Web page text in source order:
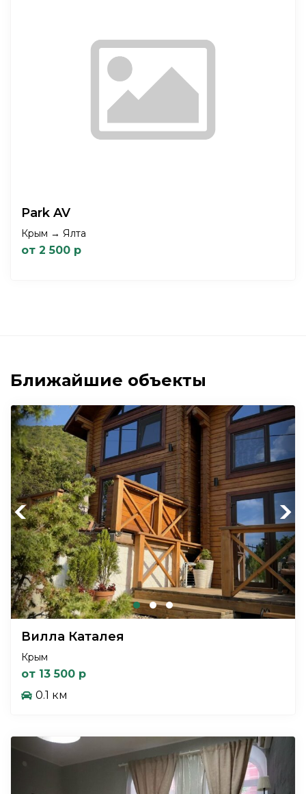
Park AV
Крым → Ялта
от 2 500 р
Ближайшие объекты
Previous Next
Вилла Каталея
Крым
от 13 500 р
0.1 км